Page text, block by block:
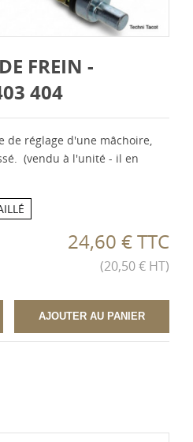
FREIN -
404
de réglage d'une mâchoire,
(vendu à l'unité - il en
24,60 € TTC
(20,50 € HT)
AJOUTER AU PANIER